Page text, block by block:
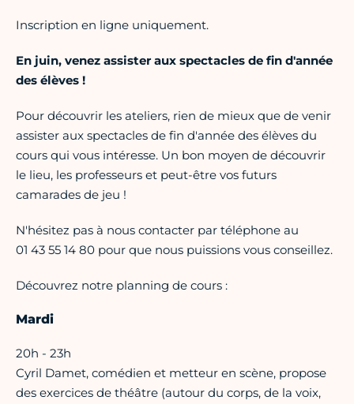
Inscription en ligne uniquement.
En juin, venez assister aux spectacles de fin d'année
des élèves !
Pour découvrir les ateliers, rien de mieux que de venir
assister aux spectacles de fin d'année des élèves du
cours qui vous intéresse. Un bon moyen de découvrir
le lieu, les professeurs et peut-être vos futurs
camarades de jeu !
N'hésitez pas à nous contacter par téléphone au
01 43 55 14 80 pour que nous puissions vous conseillez.
Découvrez notre planning de cours :
Mardi
20h - 23h
Cyril Damet, comédien et metteur en scène, propose
des exercices de théâtre (autour du corps, de la voix,